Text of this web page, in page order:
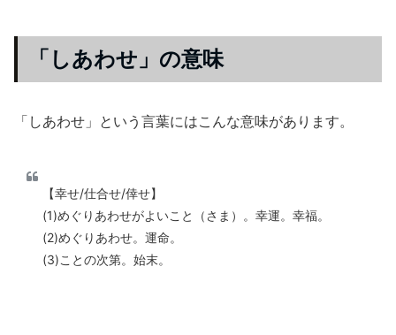
「しあわせ」の意味
「しあわせ」という言葉にはこんな意味があります。
【幸せ/仕合せ/倖せ】
(1)めぐりあわせがよいこと（さま）。幸運。幸福。
(2)めぐりあわせ。運命。
(3)ことの次第。始末。